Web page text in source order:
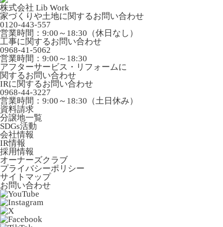
株式会社 Lib Work
家づくりや土地に関するお問い合わせ
0120-443-557
営業時間：9:00～18:30（休日なし）
工事に関するお問い合わせ
0968-41-5062
営業時間：9:00～18:30
アフターサービス・リフォームに
関するお問い合わせ
IRに関するお問い合わせ
0968-44-3227
営業時間：9:00～18:30（土日休み）
資料請求
分譲地一覧
SDGs活動
会社情報
IR情報
採用情報
オーナーズクラブ
プライバシーポリシー
サイトマップ
お問い合わせ